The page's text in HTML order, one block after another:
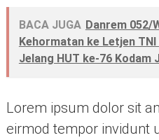
BACA JUGA Danrem 052/
Kehormatan ke Letjen
Jelang HUT ke-76 Kodam
Lorem ipsum dolor sit
eirmod tempor invidunt